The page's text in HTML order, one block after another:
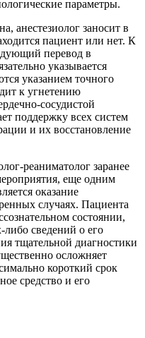
параметры.
анестезиолог заносит в
пациент или нет. К
перевод в
указывается
указанием точного
к угнетению
сосудистой
поддержку всех систем
и их восстановление
реаниматолог заранее
еще одним
оказание
случаях. Пациента
состоянии,
либо сведений о его
тщательной диагностики
осложняет
короткий срок
средство и его